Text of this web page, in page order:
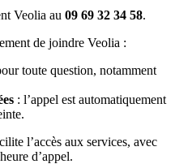
Veolia au 09 69 32 34 58.
de joindre Veolia :
toute question, notamment
: l’appel est automatiquement
l’accès aux services, avec
d’appel.